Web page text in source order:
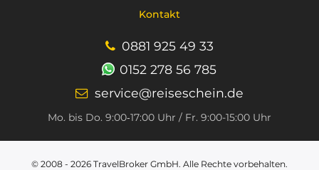
Kontakt
0881 925 49 33
0152 278 56 785
service@reiseschein.de
Mo. bis Do. 9:00‑17:00 Uhr / Fr. 9:00-15:00 Uhr
© 2008 - 2026 TravelBroker GmbH. Alle Rechte vorbehalten.